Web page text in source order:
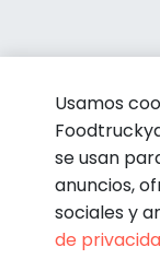
Usamos
se usan
anuncios,
sociales y
de